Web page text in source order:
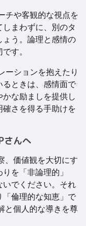
チや客観的な視点を
しまわずに、別のタ
ょう。論理と感情の
す。
ーションを抱えたり
るときは、感情面で
な励ましを提供し
さを得る手助けを
さんへ
、価値観を大切にす
を「非論理的」
いでください。それ
「倫理的な知恵」で
と個人的な導きを尊